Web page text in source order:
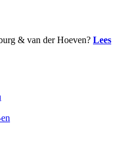
& van der Hoeven? Lees